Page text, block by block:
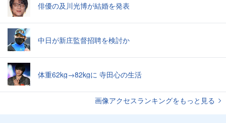
俳優の及川光博が結婚を発表
中日が新庄監督招聘を検討か
体重62kg→82kgに 寺田心の生活
画像アクセスランキングをもっと見る